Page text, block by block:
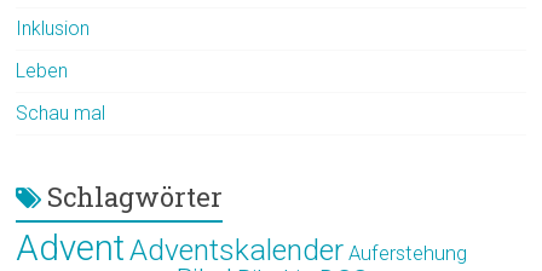
Inklusion
Leben
Schau mal
Schlagwörter
AdventAdventskalender Auferstehung